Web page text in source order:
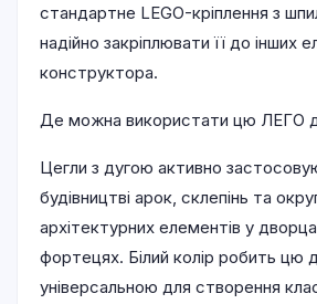
стандартне LEGO-кріплення з
надійно закріплювати її до інших
конструктора.
Де можна використати цю ЛЕГО
Цегли з дугою активно
будівництві арок, склепінь та
архітектурних елементів у
фортецях. Білий колір робить цю
універсальною для створення